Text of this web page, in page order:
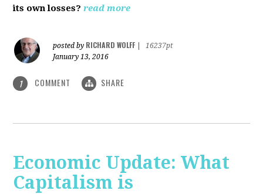
its own losses? read more
posted by RICHARD WOLFF
16237pt
January 13, 2016
1 COMMENT SHARE
Economic Update: What
Capitalism is